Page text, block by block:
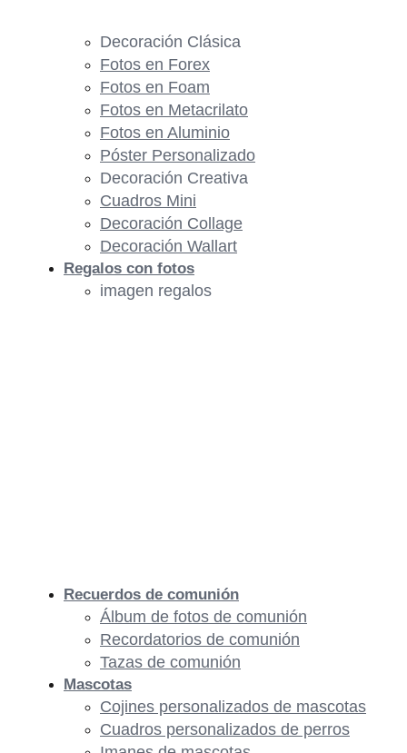
Decoración Clásica
Fotos en Forex
Fotos en Foam
Fotos en Metacrilato
Fotos en Aluminio
Póster Personalizado
Decoración Creativa
Cuadros Mini
Decoración Collage
Decoración Wallart
Regalos con fotos
imagen regalos
Recuerdos de comunión
Álbum de fotos de comunión
Recordatorios de comunión
Tazas de comunión
Mascotas
Cojines personalizados de mascotas
Cuadros personalizados de perros